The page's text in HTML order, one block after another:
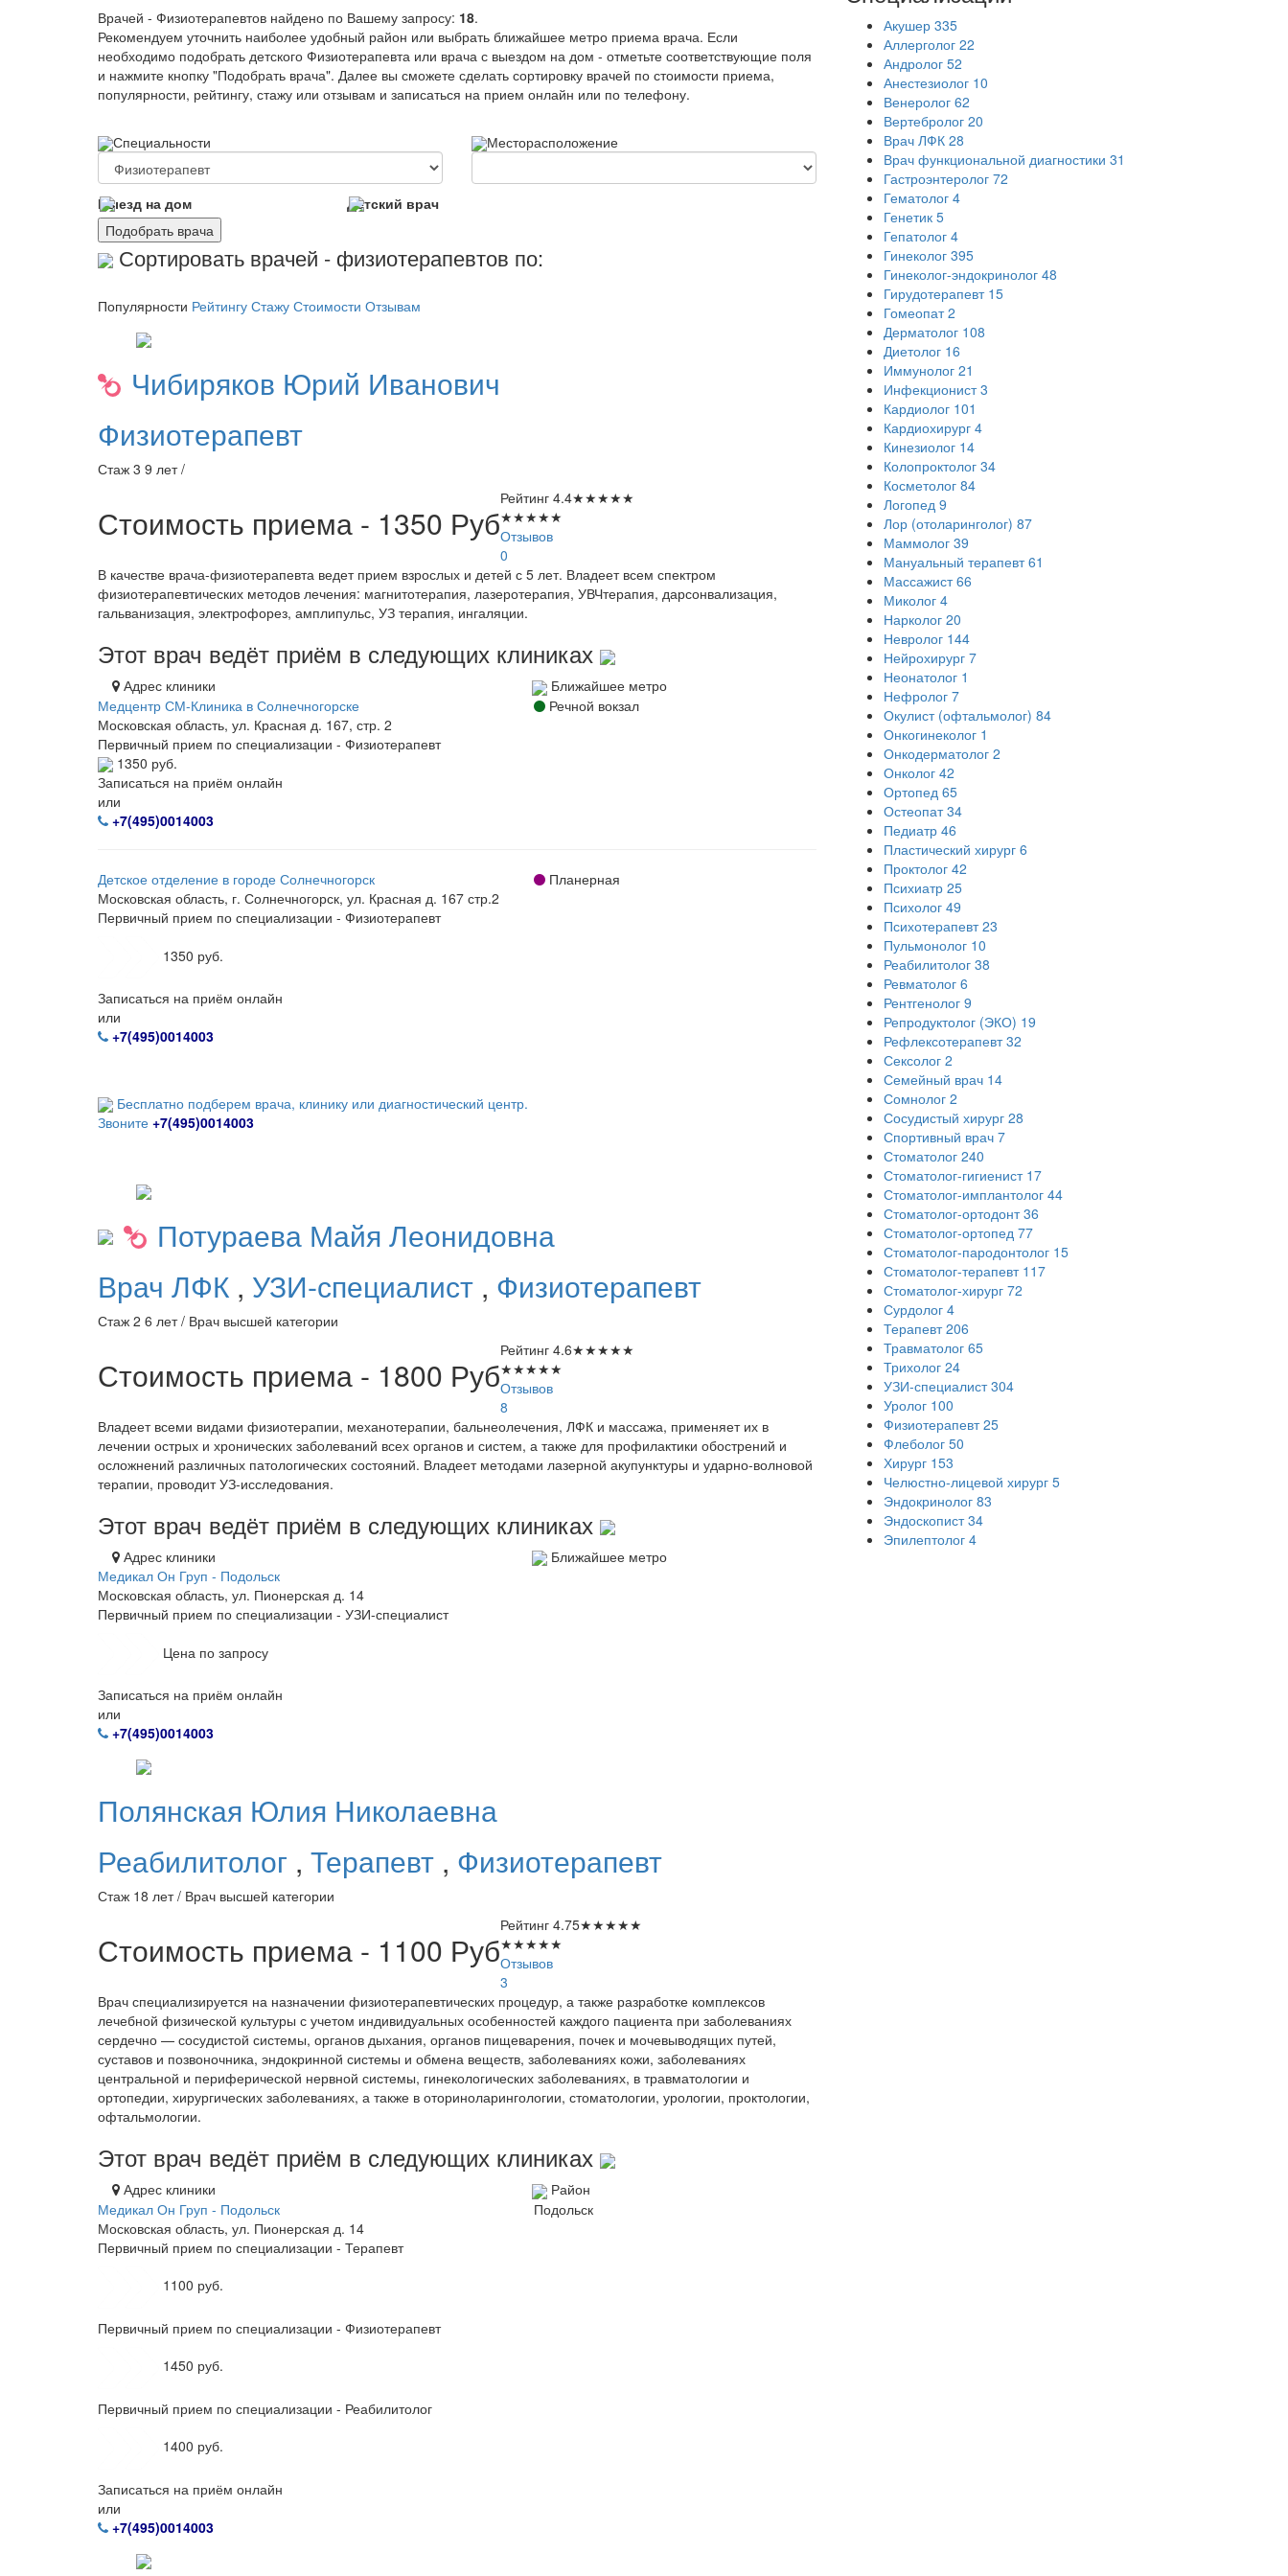
Врачей - Физиотерапевтов найдено по Вашему запросу: 18.
Рекомендуем уточнить наиболее удобный район или выбрать ближайшее метро приема врача. Если
необходимо подобрать детского Физиотерапевта или врача с выездом на дом - отметьте соответствующие поля
и нажмите кнопку "Подобрать врача". Далее вы сможете сделать сортировку врачей по стоимости приема,
популярности, рейтингу, стажу или отзывам и записаться на прием онлайн или по телефону.
Специальности Месторасположение
Выезд на дом
Детский врач
Подобрать врача
Сортировать врачей - физиотерапевтов по:
Популярности Рейтингу Стажу Стоимости Отзывам
Чибиряков Юрий Иванович
Физиотерапевт
Стаж 3 9 лет /
Стоимость приема - 1350 Руб
Рейтинг 4.4★★★★★
★★★★★
Отзывов
0
В качестве врача-физиотерапевта ведет прием взрослых и детей с 5 лет. Владеет всем спектром
физиотерапевтических методов лечения: магнитотерапия, лазеротерапия, УВЧтерапия, дарсонвализация,
гальванизация, электрофорез, амплипульс, УЗ терапия, ингаляции.
Этот врач ведёт приём в следующих клиниках
Адрес клиники
Ближайшее метро
Медцентр СМ-Клиника в Солнечногорске
Московская область, ул. Красная д. 167, стр. 2
Речной вокзал
Первичный прием по специализации - Физиотерапевт
1350 руб.
Записаться на приём онлайн
или
+7(495)0014003
Детское отделение в городе Солнечногорск
Московская область, г. Солнечногорск, ул. Красная д. 167 стр.2
Планерная
Первичный прием по специализации - Физиотерапевт
1350 руб.
Записаться на приём онлайн
или
+7(495)0014003
Бесплатно подберем врача, клинику или диагностический центр.
Звоните +7(495)0014003
Потураева Майя Леонидовна
Врач ЛФК , УЗИ-специалист , Физиотерапевт
Стаж 2 6 лет / Врач высшей категории
Стоимость приема - 1800 Руб
Рейтинг 4.6★★★★★
★★★★★
Отзывов
8
Владеет всеми видами физиотерапии, механотерапии, бальнеолечения, ЛФК и массажа, применяет их в
лечении острых и хронических заболеваний всех органов и систем, а также для профилактики обострений и
осложнений различных патологических состояний. Владеет методами лазерной акупунктуры и ударно-волновой
терапии, проводит УЗ-исследования.
Этот врач ведёт приём в следующих клиниках
Адрес клиники
Ближайшее метро
Медикал Он Груп - Подольск
Московская область, ул. Пионерская д. 14
Первичный прием по специализации - УЗИ-специалист
Цена по запросу
Записаться на приём онлайн
или
+7(495)0014003
Полянская Юлия Николаевна
Реабилитолог , Терапевт , Физиотерапевт
Стаж 18 лет / Врач высшей категории
Стоимость приема - 1100 Руб
Рейтинг 4.75★★★★★
★★★★★
Отзывов
3
Врач специализируется на назначении физиотерапевтических процедур, а также разработке комплексов
лечебной физической культуры с учетом индивидуальных особенностей каждого пациента при заболеваниях
сердечно — сосудистой системы, органов дыхания, органов пищеварения, почек и мочевыводящих путей,
суставов и позвоночника, эндокринной системы и обмена веществ, заболеваниях кожи, заболеваниях
центральной и периферической нервной системы, гинекологических заболеваниях, в травматологии и
ортопедии, хирургических заболеваниях, а также в оториноларингологии, стоматологии, урологии, проктологии,
офтальмологии.
Этот врач ведёт приём в следующих клиниках
Адрес клиники
Район
Медикал Он Груп - Подольск
Московская область, ул. Пионерская д. 14
Подольск
Первичный прием по специализации - Терапевт
1100 руб.
Первичный прием по специализации - Физиотерапевт
1450 руб.
Первичный прием по специализации - Реабилитолог
1400 руб.
Записаться на приём онлайн
или
+7(495)0014003
Акушер 335
Аллерголог 22
Андролог 52
Анестезиолог 10
Венеролог 62
Вертебролог 20
Врач ЛФК 28
Врач функциональной диагностики 31
Гастроэнтеролог 72
Гематолог 4
Генетик 5
Гепатолог 4
Гинеколог 395
Гинеколог-эндокринолог 48
Гирудотерапевт 15
Гомеопат 2
Дерматолог 108
Диетолог 16
Иммунолог 21
Инфекционист 3
Кардиолог 101
Кардиохирург 4
Кинезиолог 14
Колопроктолог 34
Косметолог 84
Логопед 9
Лор (отоларинголог) 87
Маммолог 39
Мануальный терапевт 61
Массажист 66
Миколог 4
Нарколог 20
Невролог 144
Нейрохирург 7
Неонатолог 1
Нефролог 7
Окулист (офтальмолог) 84
Онкогинеколог 1
Онкодерматолог 2
Онколог 42
Ортопед 65
Остеопат 34
Педиатр 46
Пластический хирург 6
Проктолог 42
Психиатр 25
Психолог 49
Психотерапевт 23
Пульмонолог 10
Реабилитолог 38
Ревматолог 6
Рентгенолог 9
Репродуктолог (ЭКО) 19
Рефлексотерапевт 32
Сексолог 2
Семейный врач 14
Сомнолог 2
Сосудистый хирург 28
Спортивный врач 7
Стоматолог 240
Стоматолог-гигиенист 17
Стоматолог-имплантолог 44
Стоматолог-ортодонт 36
Стоматолог-ортопед 77
Стоматолог-пародонтолог 15
Стоматолог-терапевт 117
Стоматолог-хирург 72
Сурдолог 4
Терапевт 206
Травматолог 65
Трихолог 24
УЗИ-специалист 304
Уролог 100
Физиотерапевт 25
Флеболог 50
Хирург 153
Челюстно-лицевой хирург 5
Эндокринолог 83
Эндоскопист 34
Эпилептолог 4